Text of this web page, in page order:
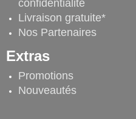
confidentialité
Livraison gratuite*
Nos Partenaires
Extras
Promotions
Nouveautés